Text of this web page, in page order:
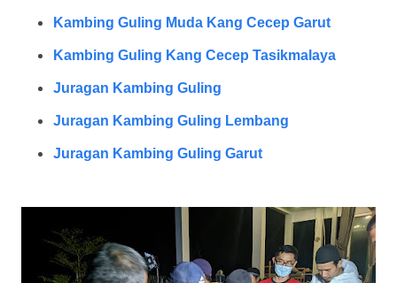
Kambing Guling Muda Kang Cecep Garut
Kambing Guling Kang Cecep Tasikmalaya
Juragan Kambing Guling
Juragan Kambing Guling Lembang
Juragan Kambing Guling Garut